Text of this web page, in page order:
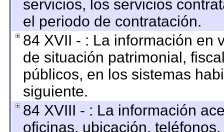
servicios, los servicios
el periodo de contratación.
84 XVII - : La información en
de situación patrimonial,
públicos, en los sistemas
siguiente.
84 XVIII - : La información
oficinas, ubicación,